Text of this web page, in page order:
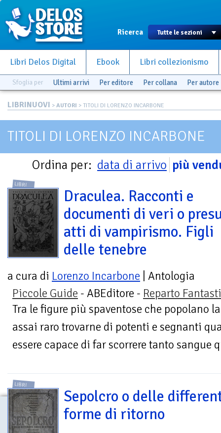
Ricerca
Libri Delos Digital Ebook Libri collezionismo
Sfoglia per Ultimi arrivi Per editore Per collana Per autore
LIBRINUOVI > AUTORI > TITOLI DI LORENZO INCARBONE
TITOLI DI LORENZO INCARBONE
Ordina per: data di arrivo più
LIBRI
Draculea. Racconti e
documenti di veri o
atti di vampirismo. Figli
delle tenebre
a cura di Lorenzo Incarbone | Antologia
Piccole Guide - ABEditore - Reparto
Tra le figure più spaventose che popolano
assai raro trovarne di potenti e segnanti
essere capace di far scorrere tanto sangue
LIBRI
Sepolcro o delle
forme di ritorno